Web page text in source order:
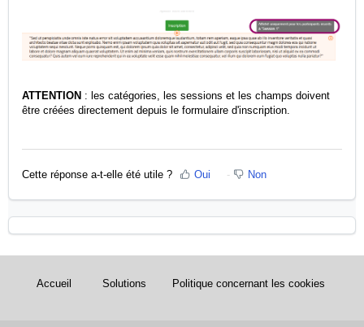
ATTENTION : les catégories, les sessions et les champs doivent
être créées directement depuis le formulaire d'inscription.
Cette réponse a-t-elle été utile ? Oui Non
Accueil Solutions Politique concernant les cookies